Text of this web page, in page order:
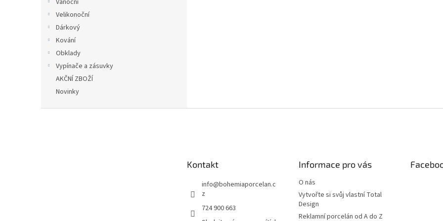
Vánoční
Velikonoční
Dárkový
Kování
Obklady
Vypínače a zásuvky
AKČNÍ ZBOŽÍ
Novinky
Kontakt
info@bohemiaporcelan.c
z
724 900 663
Informace pro vás
O nás
Vytvořte si svůj vlastní Total
Design
Reklamní porcelán od A do Z